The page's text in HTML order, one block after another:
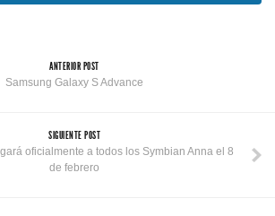
ANTERIOR POST
Samsung Galaxy S Advance
SIGUIENTE POST
oficialmente a todos los Symbian Anna el 8
de febrero